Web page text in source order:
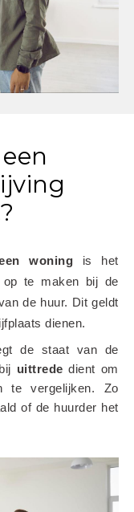
woning is het
op te maken bij de
de huur. Dit geldt
dienen.
de staat van de
uittrede dient om
te vergelijken. Zo
of de huurder het